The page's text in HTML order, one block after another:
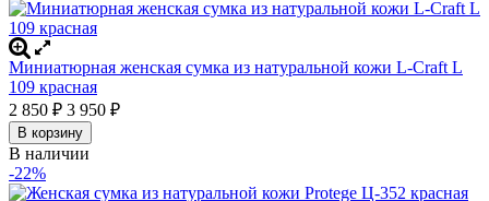
Миниатюрная женская сумка из натуральной кожи L-Craft L
109 красная
2 850 ₽ 3 950 ₽
В корзину
В наличии
-22%